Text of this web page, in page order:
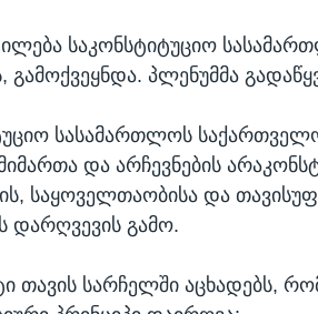
საკონსტიტუციო
გამოქვეყნდა. პლენუმმა
სასამართლოს
და არჩევნების
საყოველთაობისა და
დარღვევის გამო.
თავის სარჩელში აცხადებს,